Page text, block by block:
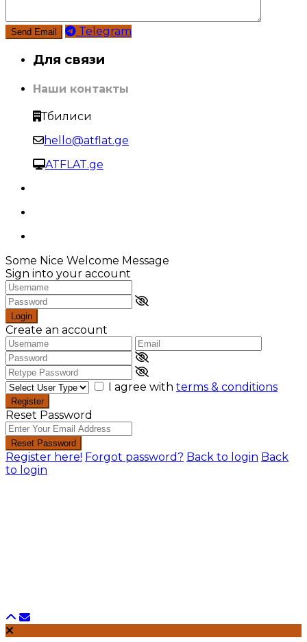
Telegram
Для связи
Наши контакты
Тбилиси
hello@atflat.ge
ATFLAT.ge
Some Nice Welcome Message
Sign into your account
Login
Create an account
I agree with terms & conditions
Register
Reset Password
Reset Password
Register here! Forgot password? Back to login Back
to login